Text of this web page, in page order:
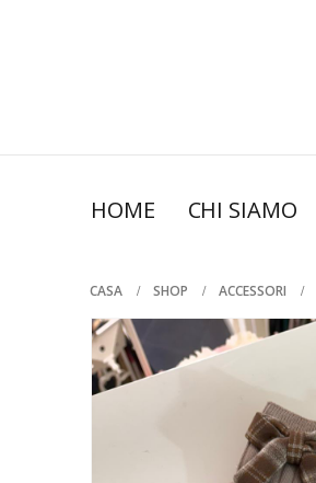
HOME CHI SIAMO
CASA SHOP ACCESSORI